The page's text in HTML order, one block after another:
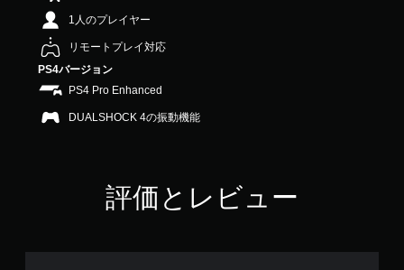
1人のプレイヤー
リモートプレイ対応
PS4バージョン
PS4 Pro Enhanced
DUALSHOCK 4の振動機能
評価とレビュー